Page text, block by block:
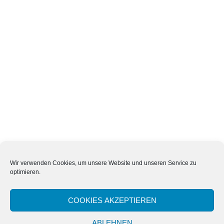
Wir verwenden Cookies, um unsere Website und unseren Service zu
optimieren.
COOKIES AKZEPTIEREN
Proudly powered by WordPress |Theme:Sydney